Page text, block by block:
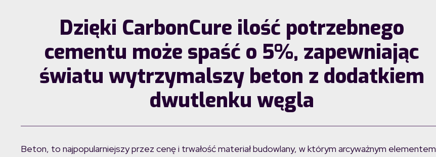
Dzięki CarbonCure ilość potrzebnego
cementu może spaść o 5%, zapewniając
światu wytrzymalszy beton z dodatkiem
dwutlenku węgla
Beton, to najpopularniejszy przez cenę i trwałość materiał budowlany, w którym arcyważnym elementem